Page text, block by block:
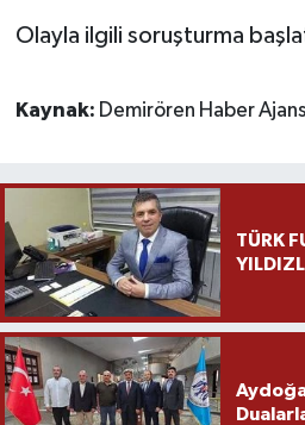
Olayla ilgili soruşturma
Kaynak: Demirören Haber
TÜRK